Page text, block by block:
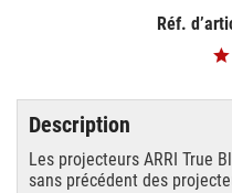
Réf.
Description
Les projecteurs ARRI True
sans précédent des